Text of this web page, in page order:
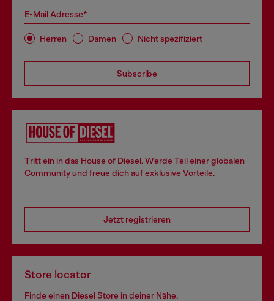
E-Mail Adresse*
Herren Damen Nicht spezifiziert
Subscribe
Tritt ein in das House of Diesel. Werde Teil einer globalen
Community und freue dich auf exklusive Vorteile.
Jetzt registrieren
Store locator
Finde einen Diesel Store in deiner Nähe.